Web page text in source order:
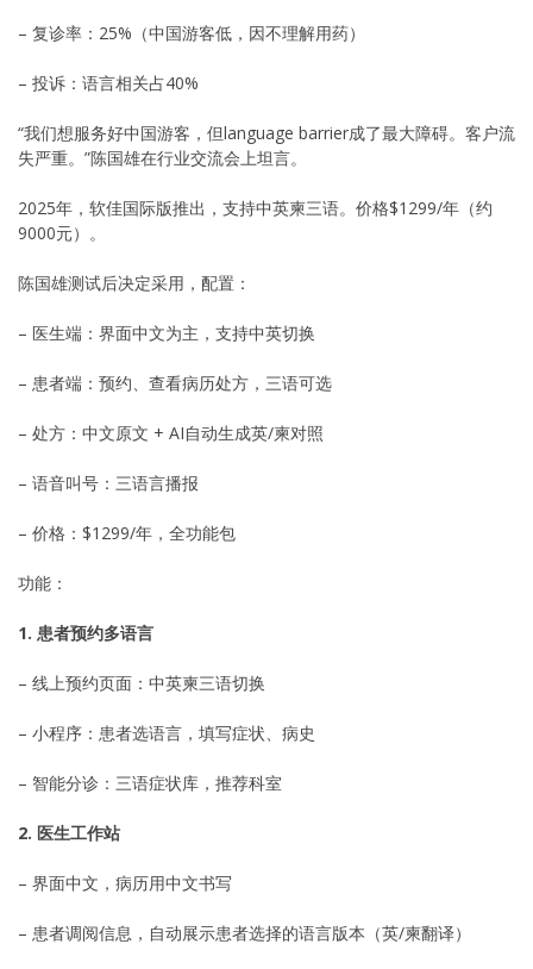
– 复诊率：25%（中国游客低，因不理解用药）
– 投诉：语言相关占40%
“我们想服务好中国游客，但language barrier成了最大障碍。客户流
失严重。”陈国雄在行业交流会上坦言。
2025年，软佳国际版推出，支持中英柬三语。价格$1299/年（约
9000元）。
陈国雄测试后决定采用，配置：
– 医生端：界面中文为主，支持中英切换
– 患者端：预约、查看病历处方，三语可选
– 处方：中文原文 + AI自动生成英/柬对照
– 语音叫号：三语言播报
– 价格：$1299/年，全功能包
功能：
1. 患者预约多语言
– 线上预约页面：中英柬三语切换
– 小程序：患者选语言，填写症状、病史
– 智能分诊：三语症状库，推荐科室
2. 医生工作站
– 界面中文，病历用中文书写
– 患者调阅信息，自动展示患者选择的语言版本（英/柬翻译）